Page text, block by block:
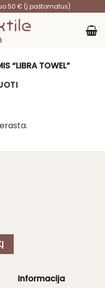
50 € (į paštomatus)
“LIBRA TOWEL”
Informacija